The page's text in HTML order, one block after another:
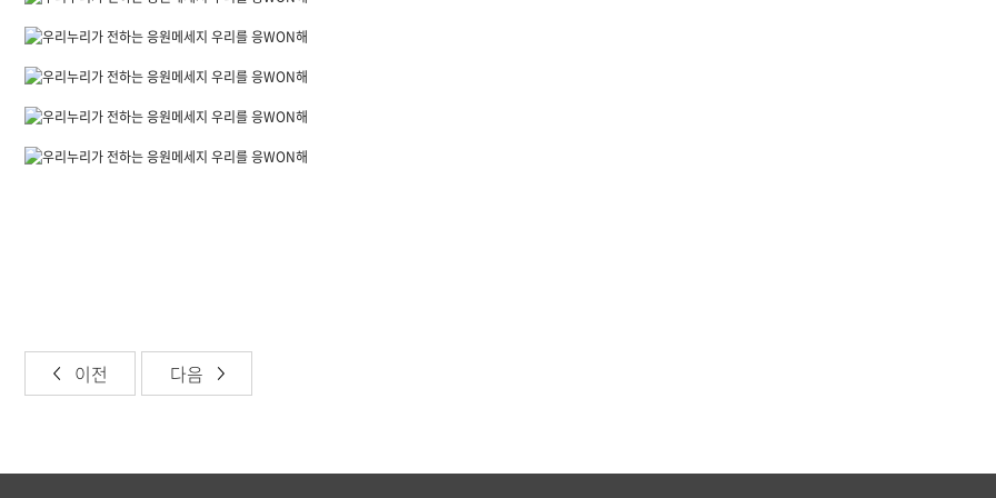
이전 다음